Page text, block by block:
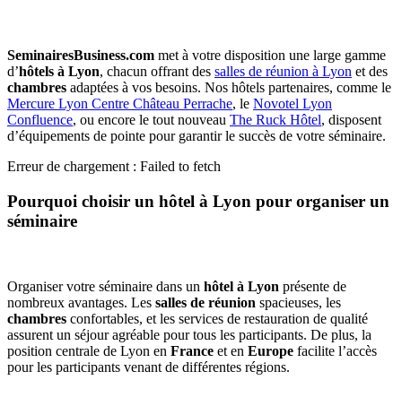
SeminairesBusiness.com met à votre disposition une large gamme
d’hôtels à Lyon, chacun offrant des salles de réunion à Lyon et des
chambres adaptées à vos besoins. Nos hôtels partenaires, comme le
Mercure Lyon Centre Château Perrache, le Novotel Lyon
Confluence, ou encore le tout nouveau The Ruck Hôtel, disposent
d’équipements de pointe pour garantir le succès de votre séminaire.
Erreur de chargement : Failed to fetch
Pourquoi choisir un hôtel à Lyon pour organiser un
séminaire
Organiser votre séminaire dans un hôtel à Lyon présente de
nombreux avantages. Les salles de réunion spacieuses, les
chambres confortables, et les services de restauration de qualité
assurent un séjour agréable pour tous les participants. De plus, la
position centrale de Lyon en France et en Europe facilite l’accès
pour les participants venant de différentes régions.